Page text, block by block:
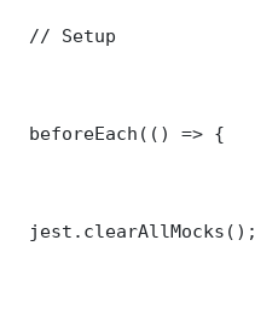
// Setup
beforeEach(() => {
jest.clearAllMocks();